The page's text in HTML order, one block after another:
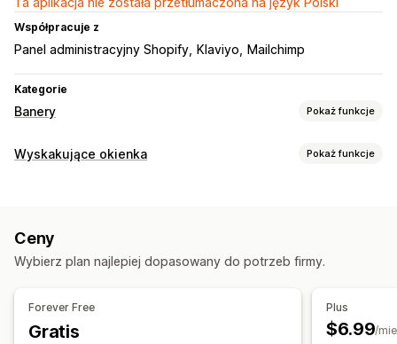
Współpracuje z
Panel administracyjny Shopify Klaviyo Mailchimp
Kategorie
Banery Pokaż funkcje
Typ banera
Powiadomienie
Pozycja banera
Linki i przyciski
Wyskakujące okienka Pokaż funkcje
Wyskakujące okienka z prośbą o adres e-mail
Wyskakujące okienka z prośbą o numer do wysyłania SMS-
Zamiar opuszczenia strony
Zegary do odliczania
Banery
Ceny
Wybierz plan najlepiej dopasowany do potrzeb firmy.
Forever Free
Gratis
Plus
$6.99/